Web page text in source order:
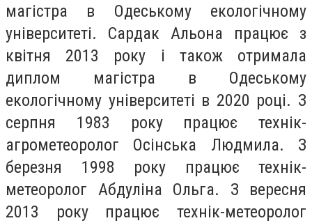
магістра в Одеському екологічному
університеті. Сардак Альона працює з
квітня 2013 року і також отримала
диплом магістра в Одеському
екологічному університеті в 2020 році. З
серпня 1983 року працює технік-
агрометеоролог Осінська Людмила. З
березня 1998 року працює технік-
метеоролог Абдуліна Ольга. З вересня
2013 року працює технік-метеоролог